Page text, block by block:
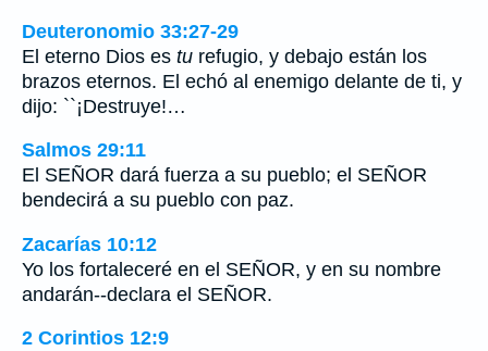
Deuteronomio 33:27-29
El eterno Dios es tu refugio, y debajo están los
brazos eternos. El echó al enemigo delante de ti, y
dijo: ``¡Destruye!…
Salmos 29:11
El SEÑOR dará fuerza a su pueblo; el SEÑOR
bendecirá a su pueblo con paz.
Zacarías 10:12
Yo los fortaleceré en el SEÑOR, y en su nombre
andarán--declara el SEÑOR.
2 Corintios 12:9